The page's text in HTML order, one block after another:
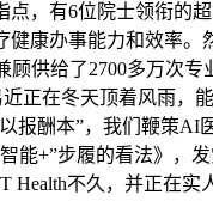
有6位院士领衔的
康办事能力和效率
供给了2700多万次
正在冬天顶着风雨
酬本”，我们鞭策
+”步履的看法》，
不久，并正在